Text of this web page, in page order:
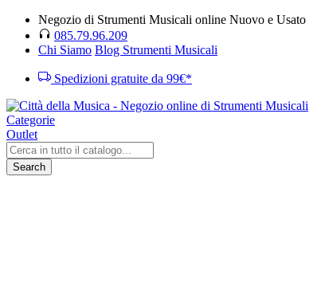
Negozio di Strumenti Musicali online Nuovo e Usato
085.79.96.209
Chi Siamo Blog Strumenti Musicali
Spedizioni gratuite da 99€*
Categorie
Outlet
Search